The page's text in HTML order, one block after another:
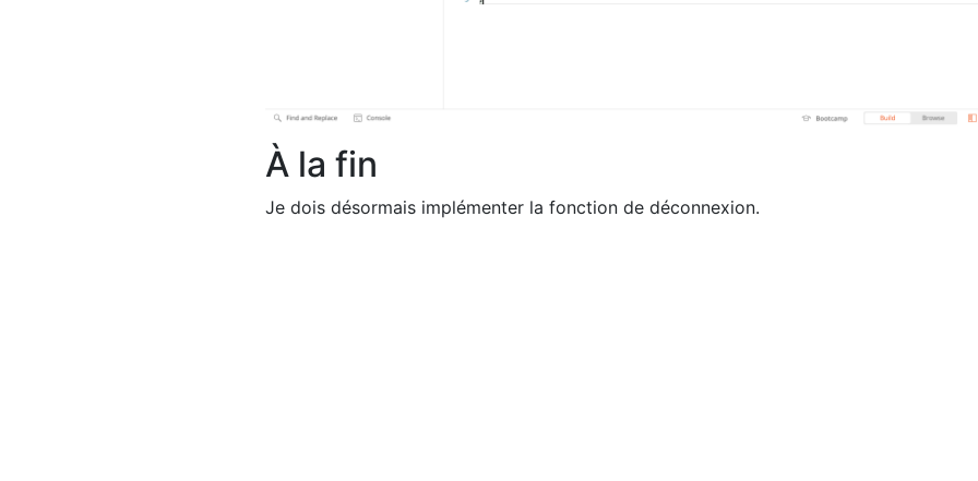
À la fin
Je dois désormais implémenter la fonction de déconnexion.